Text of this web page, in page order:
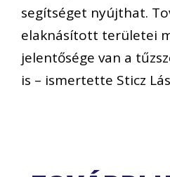
segítséget nyújthat.
elaknásított területei
jelentősége van a
is – ismertette Sticz